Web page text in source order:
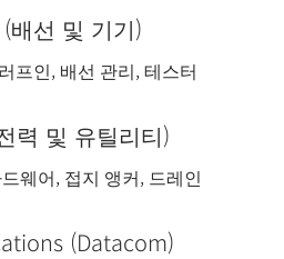
배선 및 기기)
프인, 배선 관리, 테스터
력 및 유틸리티)
웨어, 접지 앵커, 드레인
(Datacom)